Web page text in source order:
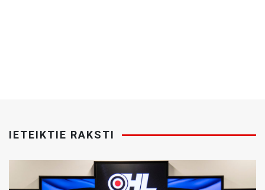
IETEIKTIE RAKSTI